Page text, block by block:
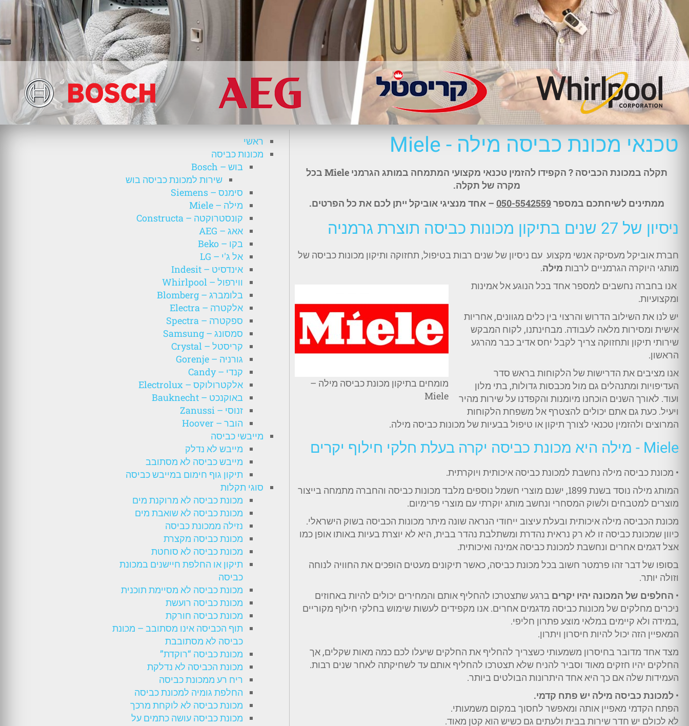
טכנאי מכונת כביסה מילה - Miele
תקלה במכונת הכביסה ? הקפידו להזמין טכנאי מקצועי המתמחה במותג הגרמני Miele בכל
מקרה של תקלה.
ממתינים לשיחתכם במספר050-5542559 – אחד מנציגי אוביקל ייתן לכם את כל הפרטים.
ניסיון של 27 שנים בתיקון מכונות כביסה תוצרת גרמניה
חברת אוביקל מעסיקה אנשי מקצוע עם ניסיון של שנים רבות בטיפול, תחזוקה ותיקון מכונות כביסה של
מותגי היוקרה הגרמניים לרבות מילה.
מומחים בתיקון מכונת כביסה מילה –
Miele
אנו בחברה נחשבים למספר אחד בכל הנוגע אל אמינות
ומקצועיות.
יש לנו את השילוב הדרוש והרצוי בין כלים מגוונים, אחריות
אישית ומסירות מלאה לעבודה. מבחינתנו, לקוח המבקש
שירותי תיקון ותחזוקה צריך לקבל יחס אדיב כבר מהרגע
הראשון.
אנו מציבים את הדרישות של הלקוחות בראש סדר
העדיפויות ומתנהלים גם מול מכבסות גדולות, בתי מלון
ועוד. לאורך השנים הוכחנו מיומנות והקפדנו על שירות מהיר
ויעיל. כעת גם אתם יכולים להצטרף אל משפחת הלקוחות
המרוצים ולהזמין טכנאי לצורך תיקון או טיפול בבעיות של מכונות כביסה מילה.
Miele - מילה היא מכונת כביסה יקרה בעלת חלקי חילוף יקרים
• מכונת כביסה מילה נחשבת למכונת כביסה איכותית ויוקרתית.
המותג מילה נוסד בשנת 1899, ישנם מוצרי חשמל נוספים מלבד מכונות כביסה והחברה מתמחה בייצור
מוצרים למטבחים ולשוק המסחרי ונחשב מותג יוקרתי עם מוצרי פרימיום.
מכונת הכביסה מילה איכותית ובעלת עיצוב ייחודי הנראה שונה מיתר מכונות הכביסה בשוק הישראלי.
כיוון שמכונת כביסה זו לא רק נראית נהדרת ומשתלבת נהדר בבית, היא לא יוצרת בעיות באותו אופן כמו
אצל דגמים אחרים ונחשבת למכונת כביסה אמינה ואיכותית.
בסופו של דבר זהו פרמטר חשוב בכל מכונת כביסה, כאשר תיקונים מעטים הופכים את החוויה לנוחה
וזולה יותר.
• החלפים של המכונה יהיו יקרים ברגע שתצטרכו להחליף אותם והמחירים יכולים להיות באחוזים
ניכרים מחלקים של מכונות כביסה מדגמים אחרים. אנו מקפידים לעשות שימוש בחלקי חילוף מקוריים
,במידה ולא קיימים במלאי מוצע פתרון חליפי.
המאפיין הזה יכול להיות חיסרון ויתרון.
מצד אחד מדובר בחיסרון משמעותי כשצריך להחליף את החלקים שיעלו לכם כמה מאות שקלים, אך
החלקים יהיו חזקים מאוד וסביר להניח שלא תצטרכו להחליף אותם עד לשחיקתה לאחר שנים רבות.
העמידות שלה אם כך היא אחד היתרונות הבולטים ביותר.
• למכונת כביסה מילה יש פתח קדמי.
הפתח הקדמי מאפיין אותה ומאפשר לחסוך במקום משמעותי.
לא לכולם יש חדר שירות בבית ולעתים גם כשיש הוא קטן מאוד.
ראשי
מכונות כביסה
בוש – Bosch
שירות למכונת כביסה בוש
סימנס – Siemens
מילה – Miele
קונסטרוקטה – Constructa
אאג – AEG
בקו – Beko
אל ג'י – LG
אינדסיט – Indesit
ווירפול – Whirlpool
בלומברג – Blomberg
אלקטרה – Electra
ספקטרה – Spectra
סמסונג – Samsung
קריסטל – Crystal
גורניה – Gorenje
קנדי – Candy
אלקטרולוקס – Electrolux
באוקנכט – Bauknecht
זנוסי – Zanussi
הובר – Hoover
מייבשי כביסה
מייבש לא נדלק
מייבש כביסה לא מסתובב
תיקון גוף חימום במייבש כביסה
סוגי תקלות
מכונת כביסה לא מרוקנת מים
מכונת כביסה לא שואבת מים
נזילה ממכונת כביסה
מכונת כביסה מקצרת
מכונת כביסה לא סוחטת
תיקון או החלפת חיישנים במכונת
כביסה
מכונת כביסה לא מסיימת תוכנית
מכונת כביסה רועשת
מכונת כביסה חורקת
תוף הכביסה אינו מסתובב – מכונת
כביסה לא מסתובבת
מכונת כביסה “רוקדת”
מכונת הכביסה לא נדלקת
ריח רע ממכונת כביסה
החלפת גומיה למכונת כביסה
מכונת כביסה לא לוקחת מרכך
מכונת כביסה עושה כתמים על